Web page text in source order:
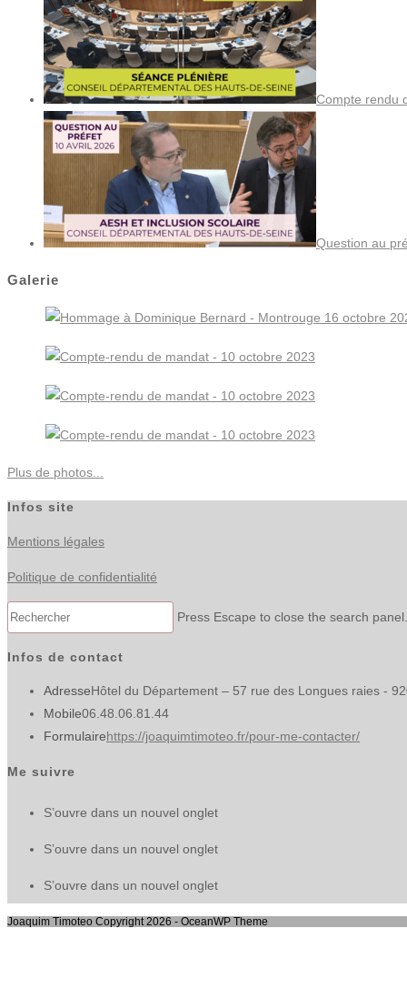
Compte rendu
Question au
Galerie
Plus de photos...
Infos site
Mentions légales
Politique de confidentialité
Press Escape to close the search panel.
Infos de contact
AdresseHôtel du Département – 57 rue des Longues raies -
Mobile06.48.06.81.44
Formulairehttps://joaquimtimoteo.fr/pour-me-contacter/
Me suivre
S’ouvre dans un nouvel onglet
S’ouvre dans un nouvel onglet
S’ouvre dans un nouvel onglet
Joaquim Timoteo Copyright 2026 - OceanWP Theme